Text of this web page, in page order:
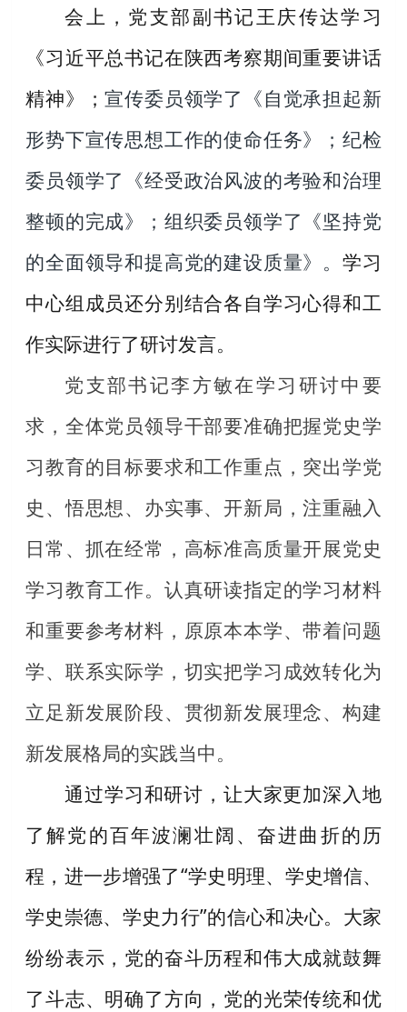
会上，党支部副书记王庆传达学习
《习近平总书记在陕西考察期间重要讲话
精神》； 宣传委员领学了《自觉承担起新
形势下宣传思想工作的使命任务》；纪检
委员领学了《经受政治风波的考验和治理
整顿的完成》；组织委员领学了《坚持党
的全面领导和提高党的建设质量》
。学习
中心组成员还分别结合各自学习心得和工
作实际进行了研讨发言。
党支部书记李方敏在学习研讨中要
求，全体党员领导干部要准确把握党史学
习教育的目标要求和工作重点，突出学党
史、悟思想、办实事、开新局，注重融入
日常、抓在经常，高标准高质量开展党史
学习教育工作。认真研读指定的学习材料
和重要参考材料，原原本本学、带着问题
学、联系实际学，切实把学习成效转化为
立足新发展阶段、贯彻新发展理念、构建
新发展格局的实践当中。
通过学习和研讨，让大家更加深入地
了解党的百年波澜壮阔、奋进曲折的历
程，进一步增强了“学史明理、学史增信、
学史崇德、学史力行”的信心和决心。大家
纷纷表示，党的奋斗历程和伟大成就鼓舞
了斗志、明确了方向，党的光荣传统和优